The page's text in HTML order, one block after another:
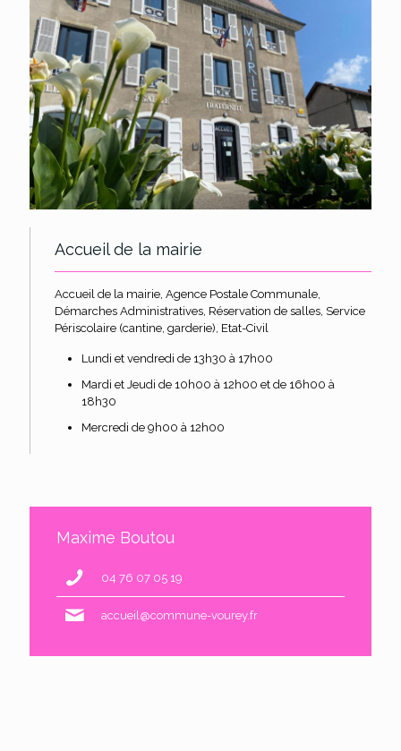
Accueil de la mairie
Accueil de la mairie, Agence Postale Communale,
Démarches Administratives, Réservation de salles, Service
Périscolaire (cantine, garderie), Etat-Civil
Lundi et vendredi de 13h30 à 17h00
Mardi et Jeudi de 10h00 à 12h00 et de 16h00 à
18h30
Mercredi de 9h00 à 12h00
Maxime Boutou
04 76 07 05 19
accueil@commune-vourey.fr